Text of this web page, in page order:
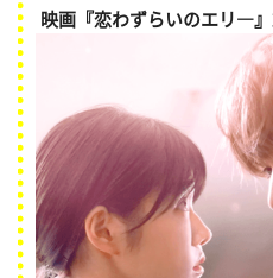
映画『恋わずらいのエリ―